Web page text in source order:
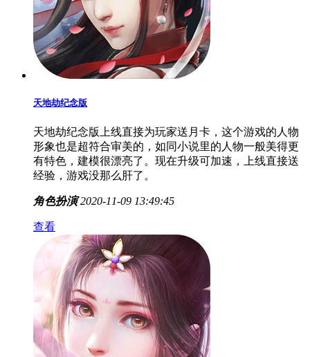
天地劫纪念版
天地劫纪念版上线直接为玩家送月卡，这个游戏的人物
形象也是超符合审美的，如同小说里的人物一般美得更
有特色，建模很漂亮了。现在升级可加速，上线直接送
经验，游戏没那么肝了。
角色扮演 2020-11-09 13:49:45
查看